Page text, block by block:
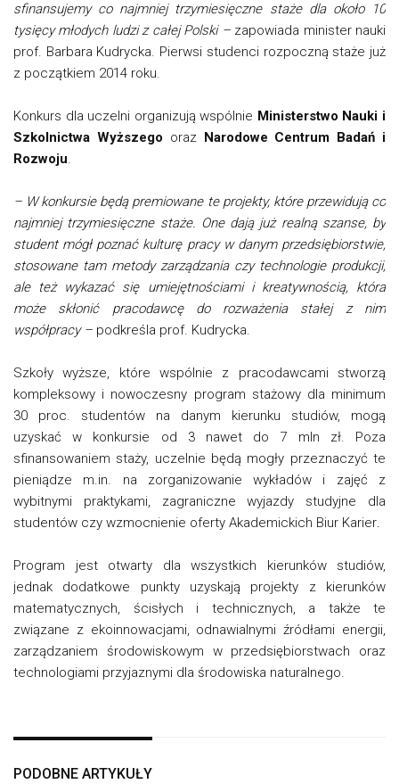
sfinansujemy co najmniej trzymiesięczne staże dla około 10
tysięcy młodych ludzi z całej Polski – zapowiada minister nauki
prof. Barbara Kudrycka. Pierwsi studenci rozpoczną staże już
z początkiem 2014 roku.
Konkurs dla uczelni organizują wspólnie Ministerstwo Nauki i
Szkolnictwa Wyższego oraz Narodowe Centrum Badań i
Rozwoju.
– W konkursie będą premiowane te projekty, które przewidują co
najmniej trzymiesięczne staże. One dają już realną szanse, by
student mógł poznać kulturę pracy w danym przedsiębiorstwie,
stosowane tam metody zarządzania czy technologie produkcji,
ale też wykazać się umiejętnościami i kreatywnością, która
może skłonić pracodawcę do rozważenia stałej z nim
współpracy – podkreśla prof. Kudrycka.
Szkoły wyższe, które wspólnie z pracodawcami stworzą
kompleksowy i nowoczesny program stażowy dla minimum
30 proc. studentów na danym kierunku studiów, mogą
uzyskać w konkursie od 3 nawet do 7 mln zł. Poza
sfinansowaniem staży, uczelnie będą mogły przeznaczyć te
pieniądze m.in. na zorganizowanie wykładów i zajęć z
wybitnymi praktykami, zagraniczne wyjazdy studyjne dla
studentów czy wzmocnienie oferty Akademickich Biur Karier.
Program jest otwarty dla wszystkich kierunków studiów,
jednak dodatkowe punkty uzyskają projekty z kierunków
matematycznych, ścisłych i technicznych, a także te
związane z ekoinnowacjami, odnawialnymi źródłami energii,
zarządzaniem środowiskowym w przedsiębiorstwach oraz
technologiami przyjaznymi dla środowiska naturalnego.
PODOBNE ARTYKUŁY